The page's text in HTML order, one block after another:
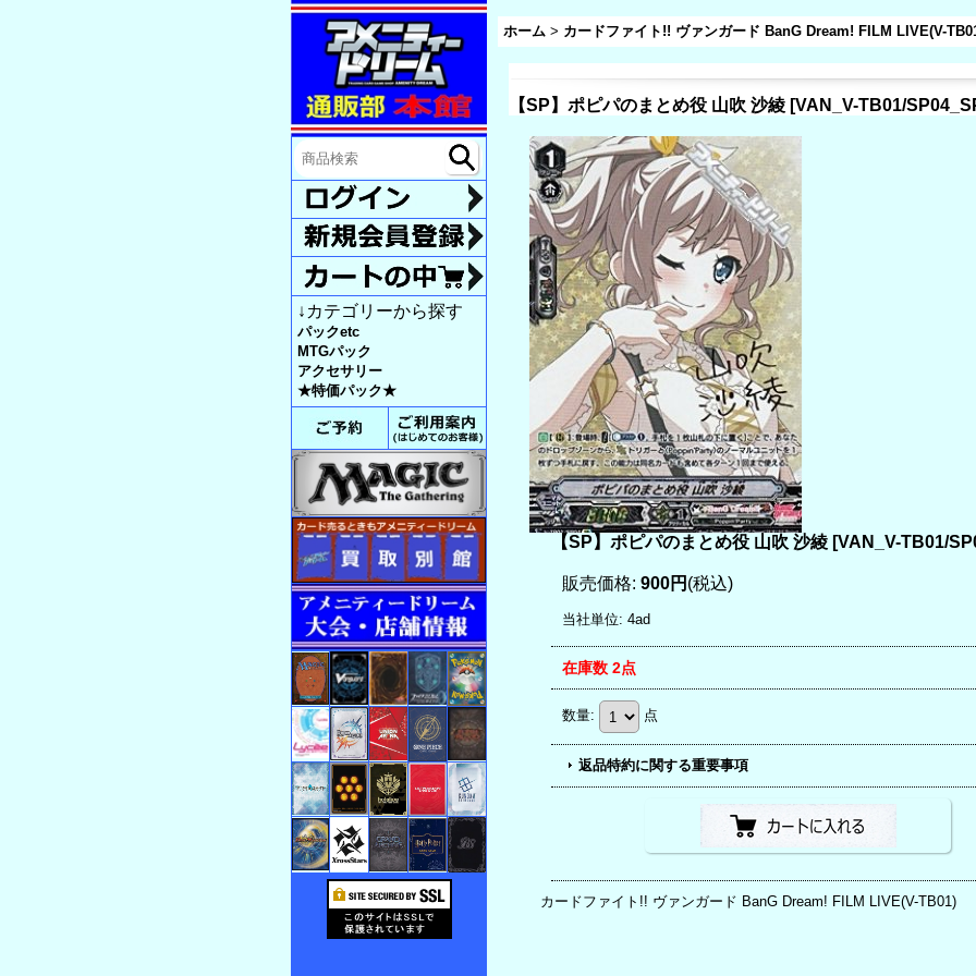
ホーム > カードファイト!! ヴァンガード BanG Dream! FILM LIVE(V-
↓カテゴリーから探す
パックetc
MTGパック
アクセサリー
★特価パック★
【SP】ポピパのまとめ役 山吹 沙綾 [VAN_V-TB01/
【SP】ポピパのまとめ役 山吹 沙綾 [VAN_V-TB01/
販売価格: 900円 (税込)
当社単位: 4ad
在庫数 2点
数量: 点
返品特約に関する重要事項
カードファイト!! ヴァンガード BanG Dream! FILM LIVE(V-TB01)